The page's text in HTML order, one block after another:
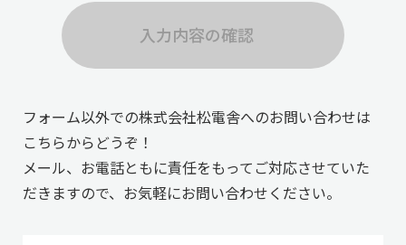
入力内容の確認
フォーム以外での株式会社松電舎へのお問い合わせは
こちらからどうぞ！
メール、お電話ともに責任をもってご対応させていた
だきますので、お気軽にお問い合わせください。